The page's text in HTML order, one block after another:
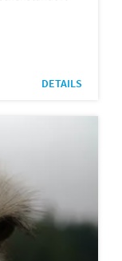
DETAILS